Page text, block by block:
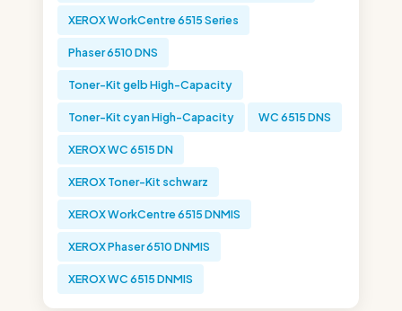
XEROX WorkCentre 6515 Series
Phaser 6510 DNS
Toner-Kit gelb High-Capacity
Toner-Kit cyan High-Capacity WC 6515 DNS
XEROX WC 6515 DN
XEROX Toner-Kit schwarz
XEROX WorkCentre 6515 DNMIS
XEROX Phaser 6510 DNMIS
XEROX WC 6515 DNMIS